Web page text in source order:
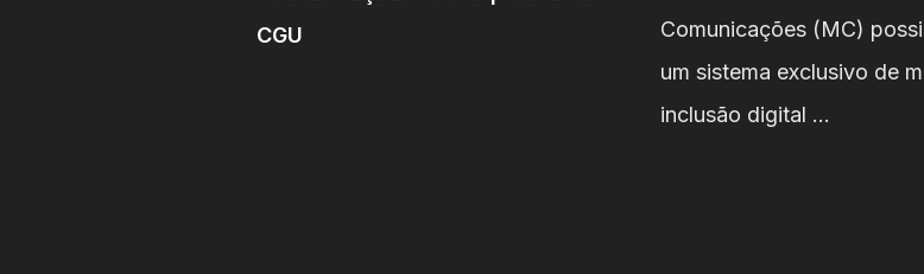
Comunicações (MC)
um sistema exclusivo de
inclusão digital …